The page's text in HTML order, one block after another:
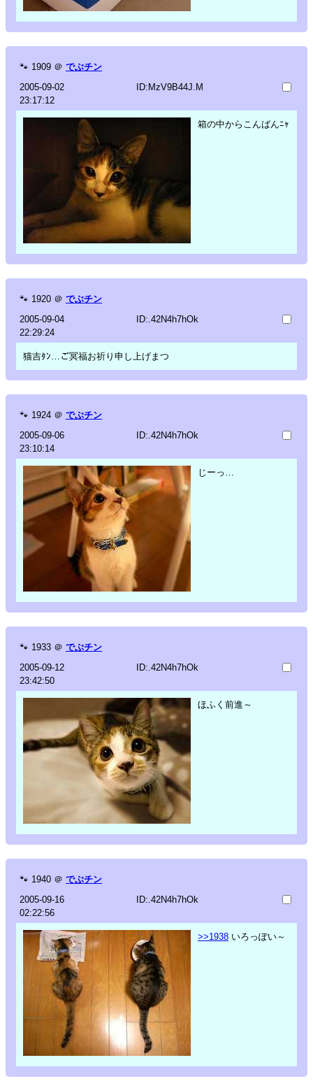
🐾 1909 ＠ でぶチン
2005-09-02
23:17:12
ID:MzV9B44J.M
箱の中からこんばんﾆｬ
🐾 1920 ＠ でぶチン
2005-09-04
22:29:24
ID:.42N4h7hOk
猫吉ﾀﾝ…ご冥福お祈り申し上げまつ
🐾 1924 ＠ でぶチン
2005-09-06
23:10:14
ID:.42N4h7hOk
じーっ…
🐾 1933 ＠ でぶチン
2005-09-12
23:42:50
ID:.42N4h7hOk
ほふく前進～
🐾 1940 ＠ でぶチン
2005-09-16
02:22:56
ID:.42N4h7hOk
>>1938 いろっぽい～